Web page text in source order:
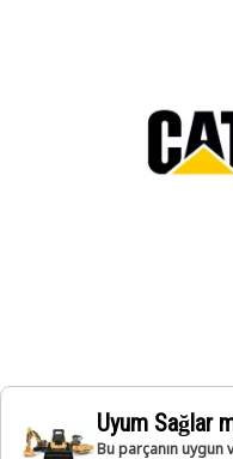
Uyum Sağlar
Bu parçanın uygun